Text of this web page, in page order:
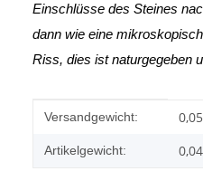
Einschlüsse des Steines
dann wie eine
Riss, dies ist naturgegeben
Produkteigenschaft
Wert
Versandgewicht:
Artikelgewicht: 0,04